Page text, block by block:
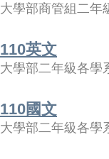
大學部商管組二年
110英文
大學部二年級各學
110國文
大學部二年級各學